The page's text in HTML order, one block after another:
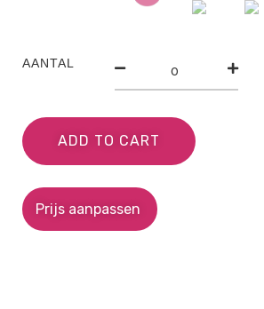
AANTAL
ADD TO CART
Prijs aanpassen